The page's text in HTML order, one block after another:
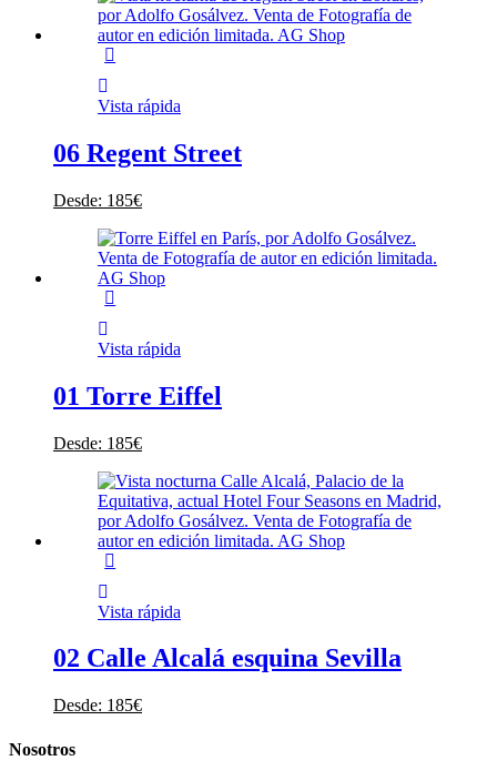
Vista rápida
06 Regent Street
Desde: 185€
Vista rápida
01 Torre Eiffel
Desde: 185€
Vista rápida
02 Calle Alcalá esquina Sevilla
Desde: 185€
Nosotros